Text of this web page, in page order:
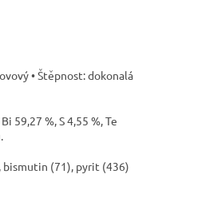
• Štěpnost: dokonalá
59,27 %, S 4,55 %, Te
bismutin (71), pyrit (436)